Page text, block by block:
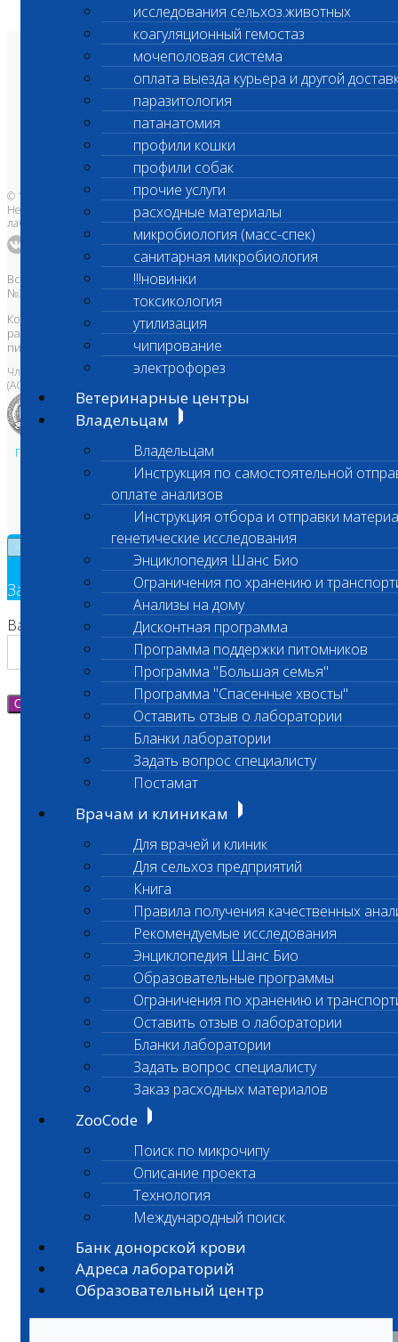
исследования сельхоз.животных
коагуляционный гемостаз
мочеполовая система
оплата выезда курьера и другой
паразитология
патанатомия
профили кошки
профили собак
прочие услуги
расходные материалы
микробиология (масс-спек)
санитарная микробиология
!!!новинки
токсикология
утилизация
чипирование
электрофорез
Ветеринарные центры
Владельцам
Владельцам
Инструкция по самостоятельной
оплате анализов
Инструкция отбора и отправки
генетические исследования
Энциклопедия Шанс Био
Ограничения по хранению и
Анализы на дому
Дисконтная программа
Программа поддержки питомников
Программа "Большая семья"
Программа "Спасенные хвосты"
Оставить отзыв о лаборатории
Бланки лаборатории
Задать вопрос специалисту
Постамат
Врачам и клиникам
Для врачей и клиник
Для сельхоз предприятий
Книга
Правила получения качественных
Рекомендуемые исследования
Энциклопедия Шанс Био
Образовательные программы
Ограничения по хранению и
Оставить отзыв о лаборатории
Бланки лаборатории
Задать вопрос специалисту
Заказ расходных материалов
ZooCode
Поиск по микрочипу
Описание проекта
Технология
Международный поиск
Банк донорской крови
Адреса лабораторий
Образовательный центр
О лаборатории
Анализы и цены
Ветеринарные центры
Владельцам
Врачам и клиникам
Бланки лаборатории
Банк донорской крови
Адреса лабораторий
© 1996-2026
Независимая ветеринарная
лаборатория Шанс Био
Все права защищены и охраняются законом. Товарный знак
№395740 от 2008 г. ООО "ШАНС БИО"
Копирование, тиражирование, а также использование материалов,
размещенных на сайтеwww.vetlab.ruвозможно только с
письменного разрешения Правообладателя
Член Национальной ветеринарной палаты
(АСРО НВП)
Политика в области персональных данных и конфиденциальности
Пользовательское соглашение
Техническая поддержка
Заявка на обратный звонок
Ваш номер телефона
Отправить